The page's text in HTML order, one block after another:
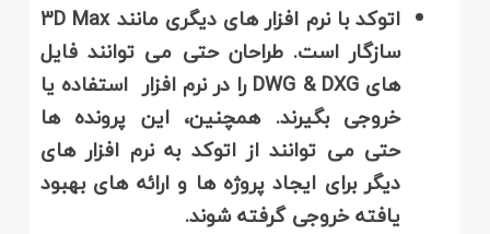
اتوکد با نرم افزار های دیگری مانند 3D Max
سازگار است. طراحان حتی می توانند فایل
های DWG & DXG
را در نرم افزار استفاده یا
خروجی بگیرند. همچنین، این پرونده ها
حتی می توانند از اتوکد به نرم افزار های
دیگر برای ایجاد پروژه ها و ارائه های بهبود
یافته خروجی گرفته شوند.